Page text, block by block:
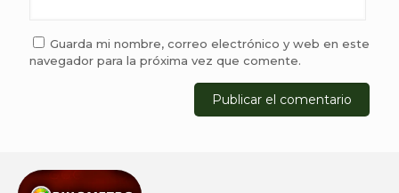
Guarda mi nombre, correo electrónico y web en este
navegador para la próxima vez que comente.